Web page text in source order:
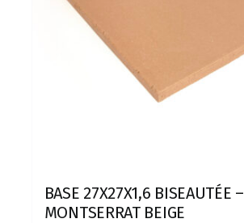
BASE 27X27X1,6 BISEAUTÉE –
MONTSERRAT BEIGE